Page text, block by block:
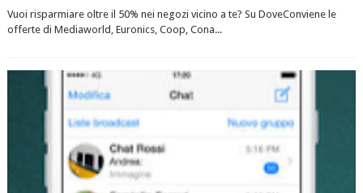
Vuoi risparmiare oltre il 50% nei negozi vicino a te? Su DoveConviene le
offerte di Mediaworld, Euronics, Coop, Cona...